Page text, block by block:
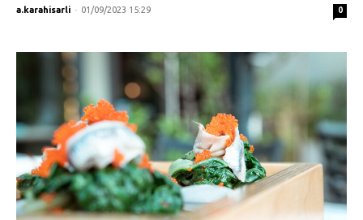
a.karahisarli - 01/09/2023 15:29 0